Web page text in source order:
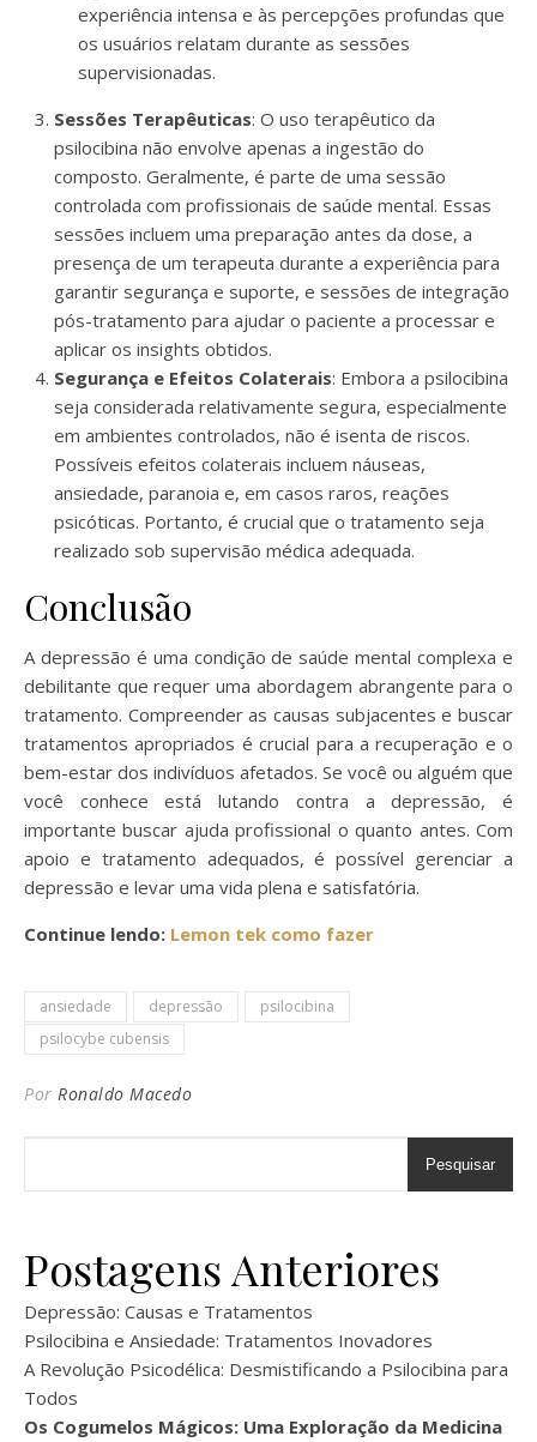
experiência intensa e às percepções profundas que
os usuários relatam durante as sessões
supervisionadas.
Sessões Terapêuticas: O uso terapêutico da
psilocibina não envolve apenas a ingestão do
composto. Geralmente, é parte de uma sessão
controlada com profissionais de saúde mental. Essas
sessões incluem uma preparação antes da dose, a
presença de um terapeuta durante a experiência para
garantir segurança e suporte, e sessões de integração
pós-tratamento para ajudar o paciente a processar e
aplicar os insights obtidos.
Segurança e Efeitos Colaterais: Embora a psilocibina
seja considerada relativamente segura, especialmente
em ambientes controlados, não é isenta de riscos.
Possíveis efeitos colaterais incluem náuseas,
ansiedade, paranoia e, em casos raros, reações
psicóticas. Portanto, é crucial que o tratamento seja
realizado sob supervisão médica adequada.
Conclusão
A depressão é uma condição de saúde mental complexa e
debilitante que requer uma abordagem abrangente para o
tratamento. Compreender as causas subjacentes e buscar
tratamentos apropriados é crucial para a recuperação e o
bem-estar dos indivíduos afetados. Se você ou alguém que
você conhece está lutando contra a depressão, é
importante buscar ajuda profissional o quanto antes. Com
apoio e tratamento adequados, é possível gerenciar a
depressão e levar uma vida plena e satisfatória.
Continue lendo: Lemon tek como fazer
ansiedade depressão
psilocibina
psilocybe cubensis
Por Ronaldo Macedo
Pesquisar
Postagens Anteriores
Depressão: Causas e Tratamentos
Psilocibina e Ansiedade: Tratamentos Inovadores
A Revolução Psicodélica: Desmistificando a Psilocibina para
Todos
Os Cogumelos Mágicos: Uma Exploração da Medicina